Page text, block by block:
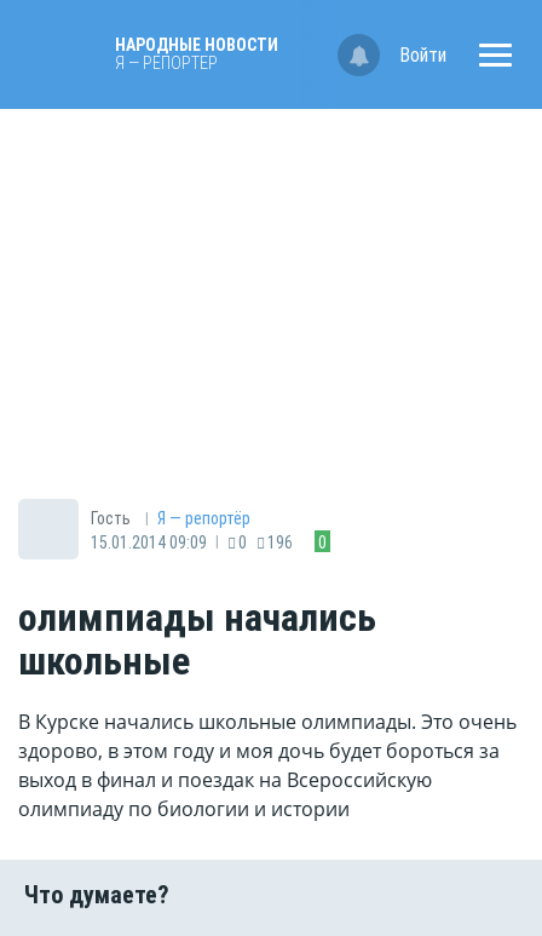
НАРОДНЫЕ НОВОСТИ
Я — РЕПОРТЁР
Войти
Гость | Я — репортёр
15.01.2014 09:09 | 0 196 0
олимпиады начались
школьные
В Курске начались школьные олимпиады. Это очень
здорово, в этом году и моя дочь будет бороться за
выход в финал и поездак на Всероссийскую
олимпиаду по биологии и истории